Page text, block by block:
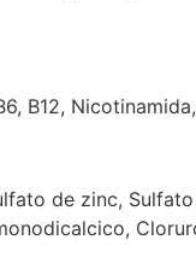
B12,
de zinc,